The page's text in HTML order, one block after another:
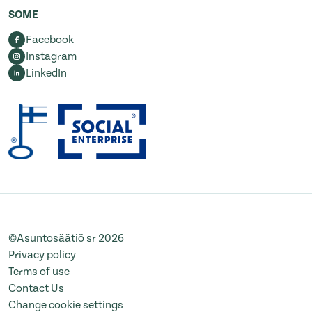
SOME
Facebook
Instagram
LinkedIn
©Asuntosäätiö sr 2026
Privacy policy
Terms of use
Contact Us
Change cookie settings